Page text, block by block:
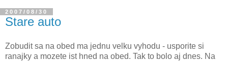
2007/08/30
Stare auto
Zobudit sa na obed ma jednu velku vyhodu - usporite si
ranajky a mozete ist hned na obed. Tak to bolo aj dnes. Na